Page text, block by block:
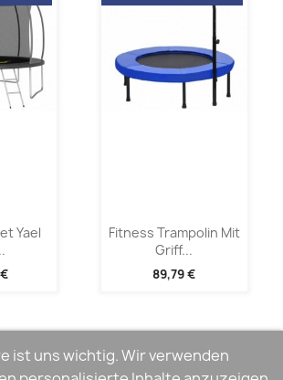
Yael
Fitness Trampolin Mit
Griff...
89,79 €
ist uns wichtig. Wir verwenden